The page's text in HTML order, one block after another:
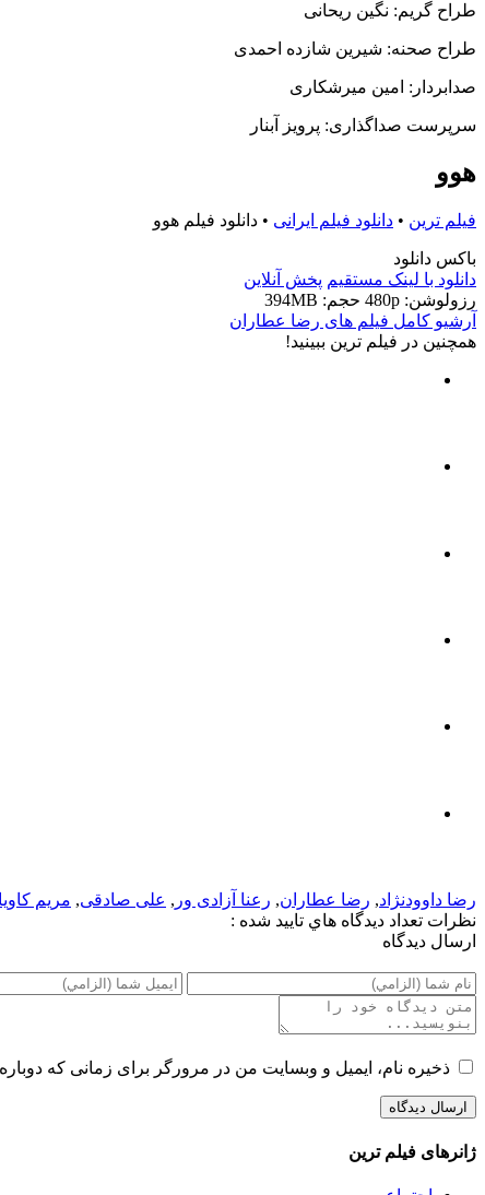
طراح گریم: نگین ریحانی
طراح صحنه: شیرین شازده احمدی
صدابردار: امین میرشکاری
سرپرست صداگذاری: پرویز آبنار
هوو
فیلم ترین • دانلود فیلم ایرانی • دانلود فیلم هوو
باکس دانلود
دانلود با لينک مستقيم پخش آنلاین
رزولوشن: 480p
حجم: 394MB
آرشیو کامل فیلم های رضا عطاران
همچنين در فيلم ترين ببينيد!
رضا داوودنژاد, رضا عطاران, رعنا آزادی ور , علی صادقی, مریم
نظرات تعداد ديدگاه هاي تاييد شده :
ارسال ديدگاه
ذخیره نام، ایمیل و وبسایت من در مرورگر برای زمانی که
ژانرهای فیلم ترین